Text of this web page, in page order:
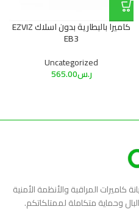
كاميرا بالبطارية بدون اسلاك EZVIZ
EB3
Uncategorized
ر.س565.00
المراقبة والأنظمة الأمنية
وحماية متكاملة لممتلكاتكم.